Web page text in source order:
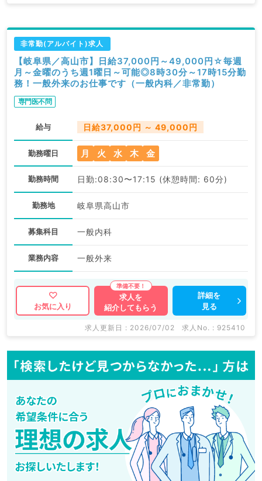
非常勤(アルバイト)求人
【岐阜県／高山市】日給37,000円～49,000円☆毎週
月～金曜のうち週1曜日～可能◎8時30分～17時15分勤
務！一般外来のお仕事です（一般内科／非常勤）
専門医不問
給与 日給37,000円 ～ 49,000円
勤務曜日 月 火 水 木 金
勤務時間 日勤:08:30〜17:15 (休憩時間: 60分)
勤務地 岐阜県高山市
募集科目 一般内科
業務内容 一般外来
お気に入り
求人を
紹介してもらう
詳細を
見る
求人更新日 : 2026/07/02 求人No. : 925410